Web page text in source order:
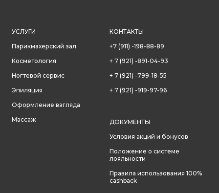
УСЛУГИ
Парикмахерский зал
Косметология
Ногтевой сервис
Эпиляция
Оформление взгляда
Массаж
КОНТАКТЫ
+7 (911) -198-88-89
+ 7 (921) -891-04-93
+ 7 (921) -799-18-55
+ 7 (921) -919-97-96
ДОКУМЕНТЫ
Условия акций и бонусов
Положение о системе
лояльности
Правила использования 100%
cashback